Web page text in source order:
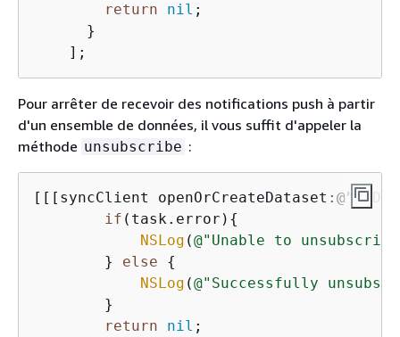
return
nil ;
      }
    ];
Pour arrêter de recevoir des notifications push à partir
d'un ensemble de données, il vous suffit d'appeler la
méthode unsubscribe :
[[[syncClient
if (task.error) {
NSLog (@"Unable to
        }
else
{
NSLog (@"Successfully
        }
return
nil ;